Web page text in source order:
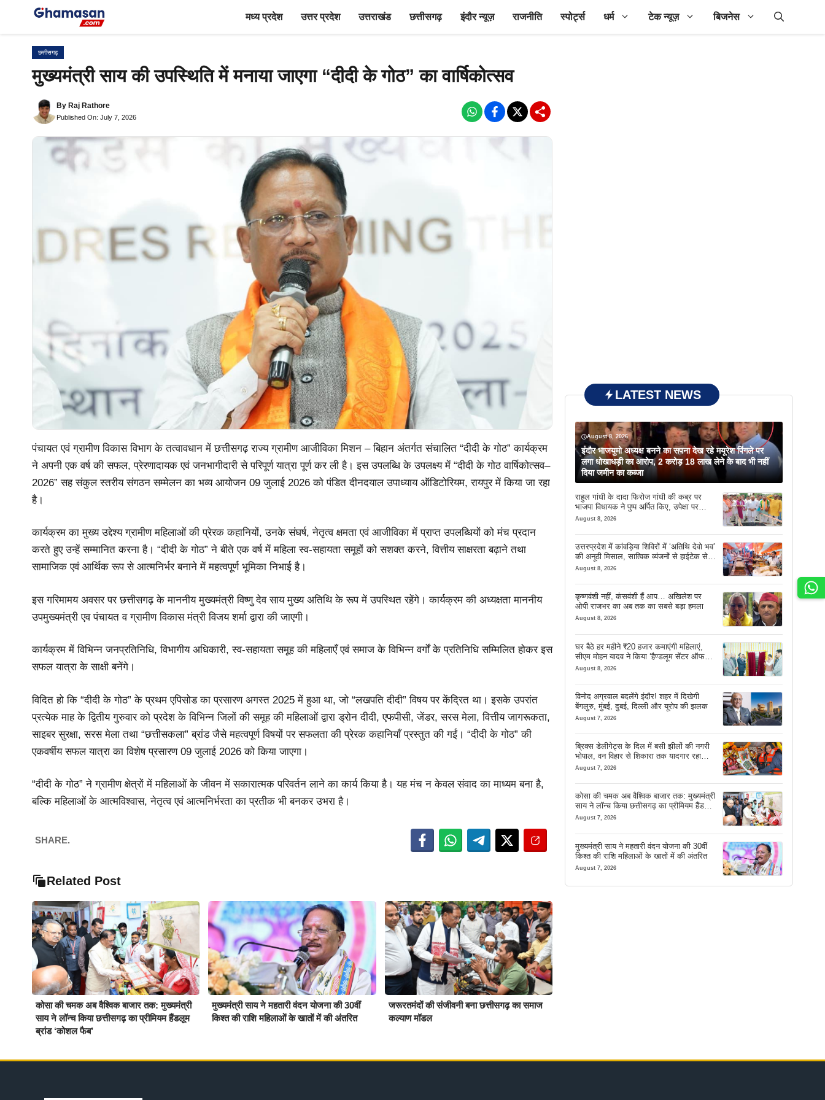
मध्य प्रदेश उत्तर प्रदेश उत्तराखंड छत्तीसगढ़ इंदौर न्यूज़ राजनीति स्पोर्ट्स धर्म टेक न्यूज़ बिजनेस
छत्तीसगढ़
मुख्यमंत्री साय की उपस्थिति में मनाया जाएगा “दीदी के गोठ” का वार्षिकोत्सव
By Raj Rathore
Published On: July 7, 2026
पंचायत एवं ग्रामीण विकास विभाग के तत्वावधान में छत्तीसगढ़ राज्य ग्रामीण आजीविका मिशन – बिहान अंतर्गत संचालित “दीदी के गोठ” कार्यक्रम
ने अपनी एक वर्ष की सफल, प्रेरणादायक एवं जनभागीदारी से परिपूर्ण यात्रा पूर्ण कर ली है। इस उपलब्धि के उपलक्ष्य में “दीदी के गोठ वार्षिकोत्सव–
2026” सह संकुल स्तरीय संगठन सम्मेलन का भव्य आयोजन 09 जुलाई 2026 को पंडित दीनदयाल उपाध्याय ऑडिटोरियम, रायपुर में किया जा रहा
है।
कार्यक्रम का मुख्य उद्देश्य ग्रामीण महिलाओं की प्रेरक कहानियों, उनके संघर्ष, नेतृत्व क्षमता एवं आजीविका में प्राप्त उपलब्धियों को मंच प्रदान
करते हुए उन्हें सम्मानित करना है। “दीदी के गोठ” ने बीते एक वर्ष में महिला स्व-सहायता समूहों को सशक्त करने, वित्तीय साक्षरता बढ़ाने तथा
सामाजिक एवं आर्थिक रूप से आत्मनिर्भर बनाने में महत्वपूर्ण भूमिका निभाई है।
इस गरिमामय अवसर पर छत्तीसगढ़ के माननीय मुख्यमंत्री विष्णु देव साय मुख्य अतिथि के रूप में उपस्थित रहेंगे। कार्यक्रम की अध्यक्षता माननीय
उपमुख्यमंत्री एव पंचायत व ग्रामीण विकास मंत्री विजय शर्मा द्वारा की जाएगी।
कार्यक्रम में विभिन्न जनप्रतिनिधि, विभागीय अधिकारी, स्व-सहायता समूह की महिलाएँ एवं समाज के विभिन्न वर्गों के प्रतिनिधि सम्मिलित होकर इस
सफल यात्रा के साक्षी बनेंगे।
विदित हो कि “दीदी के गोठ” के प्रथम एपिसोड का प्रसारण अगस्त 2025 में हुआ था, जो “लखपति दीदी” विषय पर केंद्रित था। इसके उपरांत
प्रत्येक माह के द्वितीय गुरुवार को प्रदेश के विभिन्न जिलों की समूह की महिलाओं द्वारा ड्रोन दीदी, एफपीसी, जेंडर, सरस मेला, वित्तीय जागरूकता,
साइबर सुरक्षा, सरस मेला तथा “छत्तीसकला” ब्रांड जैसे महत्वपूर्ण विषयों पर सफलता की प्रेरक कहानियाँ प्रस्तुत की गईं। “दीदी के गोठ” की
एकवर्षीय सफल यात्रा का विशेष प्रसारण 09 जुलाई 2026 को किया जाएगा।
“दीदी के गोठ” ने ग्रामीण क्षेत्रों में महिलाओं के जीवन में सकारात्मक परिवर्तन लाने का कार्य किया है। यह मंच न केवल संवाद का माध्यम बना है,
बल्कि महिलाओं के आत्मविश्वास, नेतृत्व एवं आत्मनिर्भरता का प्रतीक भी बनकर उभरा है।
SHARE.
Related Post
कोसा की चमक अब वैश्विक बाजार तक: मुख्यमंत्री
साय ने लॉन्च किया छत्तीसगढ़ का प्रीमियम हैंडलूम
ब्रांड ‘कोशल फैब’
मुख्यमंत्री साय ने महतारी वंदन योजना की 30वीं
किश्त की राशि महिलाओं के खातों में की अंतरित
जरूरतमंदों की संजीवनी बना छत्तीसगढ़ का समाज
कल्याण मॉडल
LATEST NEWS
August 8, 2026
इंदौर भाजयुमो अध्यक्ष बनने का सपना देख रहे मयूरेश पिंगले पर
लगा धोखाधड़ी का आरोप, 2 करोड़ 18 लाख लेने के बाद भी नहीं
दिया जमीन का कब्जा
राहुल गांधी के दादा फिरोज गांधी की कब्र पर
भाजपा विधायक ने पुष्प अर्पित किए, उपेक्षा पर
दिखाया आईना
August 8, 2026
उत्तरप्रदेश में कांवड़िया शिविरों में ‘अतिथि देवो भव’
की अनूठी मिसाल, सात्विक व्यंजनों से हाईटेक सेवा
तक खास इंतजाम
August 8, 2026
कृष्णवंशी नहीं, कंसवंशी हैं आप… अखिलेश पर
ओपी राजभर का अब तक का सबसे बड़ा हमला
August 8, 2026
घर बैठे हर महीने ₹20 हजार कमाएंगी महिलाएं,
सीएम मोहन यादव ने किया ‘हैण्डलूम सेंटर ऑफ
एक्सीलेंस’ का शुभारंभ
August 8, 2026
विनोद अग्रवाल बदलेंगे इंदौर! शहर में दिखेगी
बेंगलुरु, मुंबई, दुबई, दिल्ली और यूरोप की झलक
August 7, 2026
ब्रिक्स डेलीगेट्स के दिल में बसी झीलों की नगरी
भोपाल, वन विहार से शिकारा तक यादगार रहा
सफर
August 7, 2026
कोसा की चमक अब वैश्विक बाजार तक: मुख्यमंत्री
साय ने लॉन्च किया छत्तीसगढ़ का प्रीमियम हैंडलूम
ब्रांड ‘कोशल फैब’
August 7, 2026
मुख्यमंत्री साय ने महतारी वंदन योजना की 30वीं
किश्त की राशि महिलाओं के खातों में की अंतरित
August 7, 2026